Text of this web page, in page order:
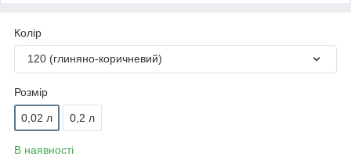
Колір
120 (глиняно-коричневий)
Розмір
0,02 л 0,2 л
В наявності